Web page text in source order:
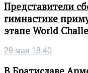
Представители
гимнастике
этапе World
29 мая 18:40